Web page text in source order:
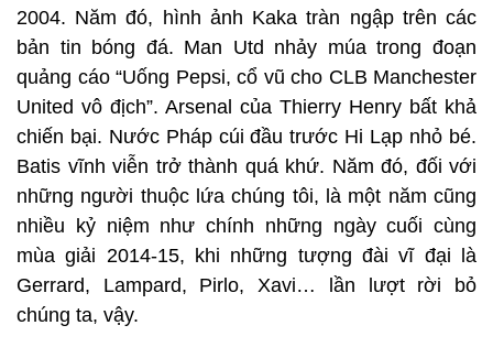
2004. Năm đó, hình ảnh Kaka tràn ngập trên các
bản tin bóng đá. Man Utd nhảy múa trong đoạn
quảng cáo “Uống Pepsi, cổ vũ cho CLB Manchester
United vô địch”. Arsenal của Thierry Henry bất khả
chiến bại. Nước Pháp cúi đầu trước Hi Lạp nhỏ bé.
Batis vĩnh viễn trở thành quá khứ. Năm đó, đối với
những người thuộc lứa chúng tôi, là một năm cũng
nhiều kỷ niệm như chính những ngày cuối cùng
mùa giải 2014-15, khi những tượng đài vĩ đại là
Gerrard, Lampard, Pirlo, Xavi… lần lượt rời bỏ
chúng ta, vậy.